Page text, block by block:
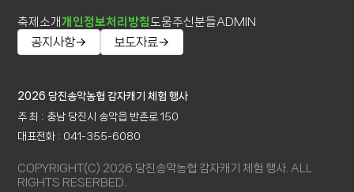
2026 당진송악농협 감자캐기 체험 행사
주 최 : 충남 당진시 송악읍 반촌로 150
대표전화 : 041-355-6080
COPYRIGHT(C) 2026 당진송악농협 감자캐기 체험 행사. ALL
RIGHTS RESERBED.
축제소개개인정보처리방침 도움주신분들ADMIN
공지사항 보도자료